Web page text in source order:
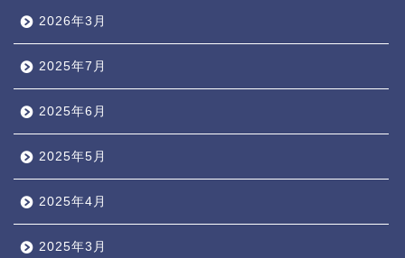
2026年3月
2025年7月
2025年6月
2025年5月
2025年4月
2025年3月